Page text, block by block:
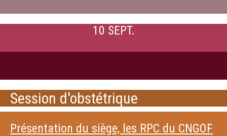
10 SEPT.
Session d'obstétrique
Présentation du siège, les RPC du CNGOF